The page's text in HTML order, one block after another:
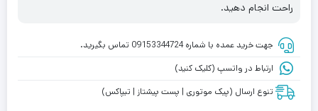
راحت انجام دهید.
جهت خرید عمده با شماره 09153344724 تماس بگیرید.
ارتباط در واتسپ (کلیک کنید)
تنوع ارسال (پیک موتوری | پست پیشتاز | تیپاکس)